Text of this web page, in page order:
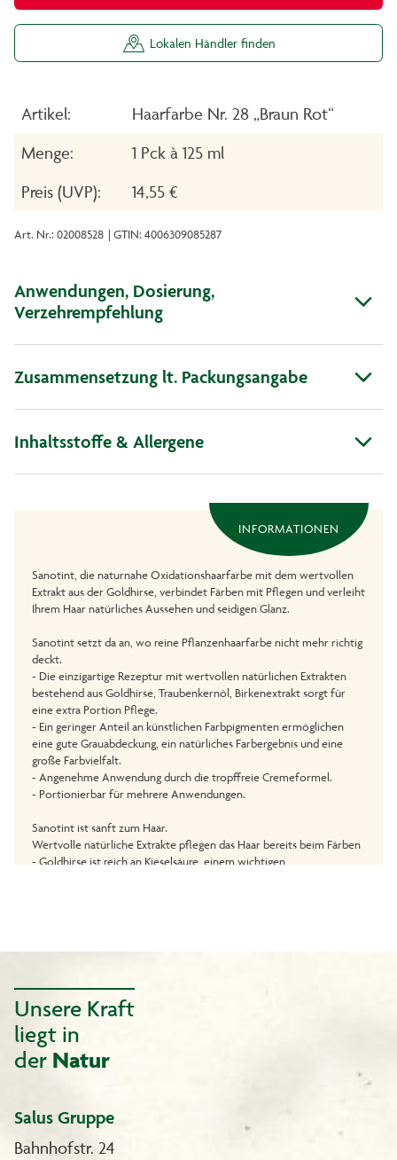
Lokalen Händler finden
Artikel:
Haarfarbe Nr. 28 „Braun Rot“
Menge:
1 Pck à 125 ml
Preis (UVP):
14,55 €
Art. Nr.: 02008528 | GTIN: 4006309085287
Anwendungen, Dosierung,
Verzehrempfehlung
Zusammensetzung lt. Packungsangabe
Inhaltsstoffe & Allergene
INFORMATIONEN
Sanotint, die naturnahe Oxidationshaarfarbe mit dem wertvollen
Extrakt aus der Goldhirse, verbindet Färben mit Pflegen und verleiht
Ihrem Haar natürliches Aussehen und seidigen Glanz.
Sanotint setzt da an, wo reine Pflanzenhaarfarbe nicht mehr richtig
deckt.
- Die einzigartige Rezeptur mit wertvollen natürlichen Extrakten
bestehend aus Goldhirse, Traubenkernöl, Birkenextrakt sorgt für
eine extra Portion Pflege.
- Ein geringer Anteil an künstlichen Farbpigmenten ermöglichen
eine gute Grauabdeckung, ein natürliches Farbergebnis und eine
große Farbvielfalt.
- Angenehme Anwendung durch die tropffreie Cremeformel.
- Portionierbar für mehrere Anwendungen.
Sanotint ist sanft zum Haar.
Wertvolle natürliche Extrakte pflegen das Haar bereits beim Färben
- Goldhirse ist reich an Kieselsäure, einem wichtigen
1 Tube Colorationscreme 55 ml
1 Flasche Entwickleremulsion 55 ml
1 Flasche Revitalisierungsbalsam 15 ml
1 Paar Handschuhe
1 Gebrauchsanweisung
Wir beraten Sie gerne, Sanotint-Beratungstelefon: 0180 - 2403600
(0,06 € pro Anruf, Mobilfunk ggf. abweichend).
Oder Sie schreiben uns eine E-Mail: sanotint@wschoenenberger.de
Unsere Kraft
liegt in
der Natur
Salus Gruppe
Bahnhofstr. 24